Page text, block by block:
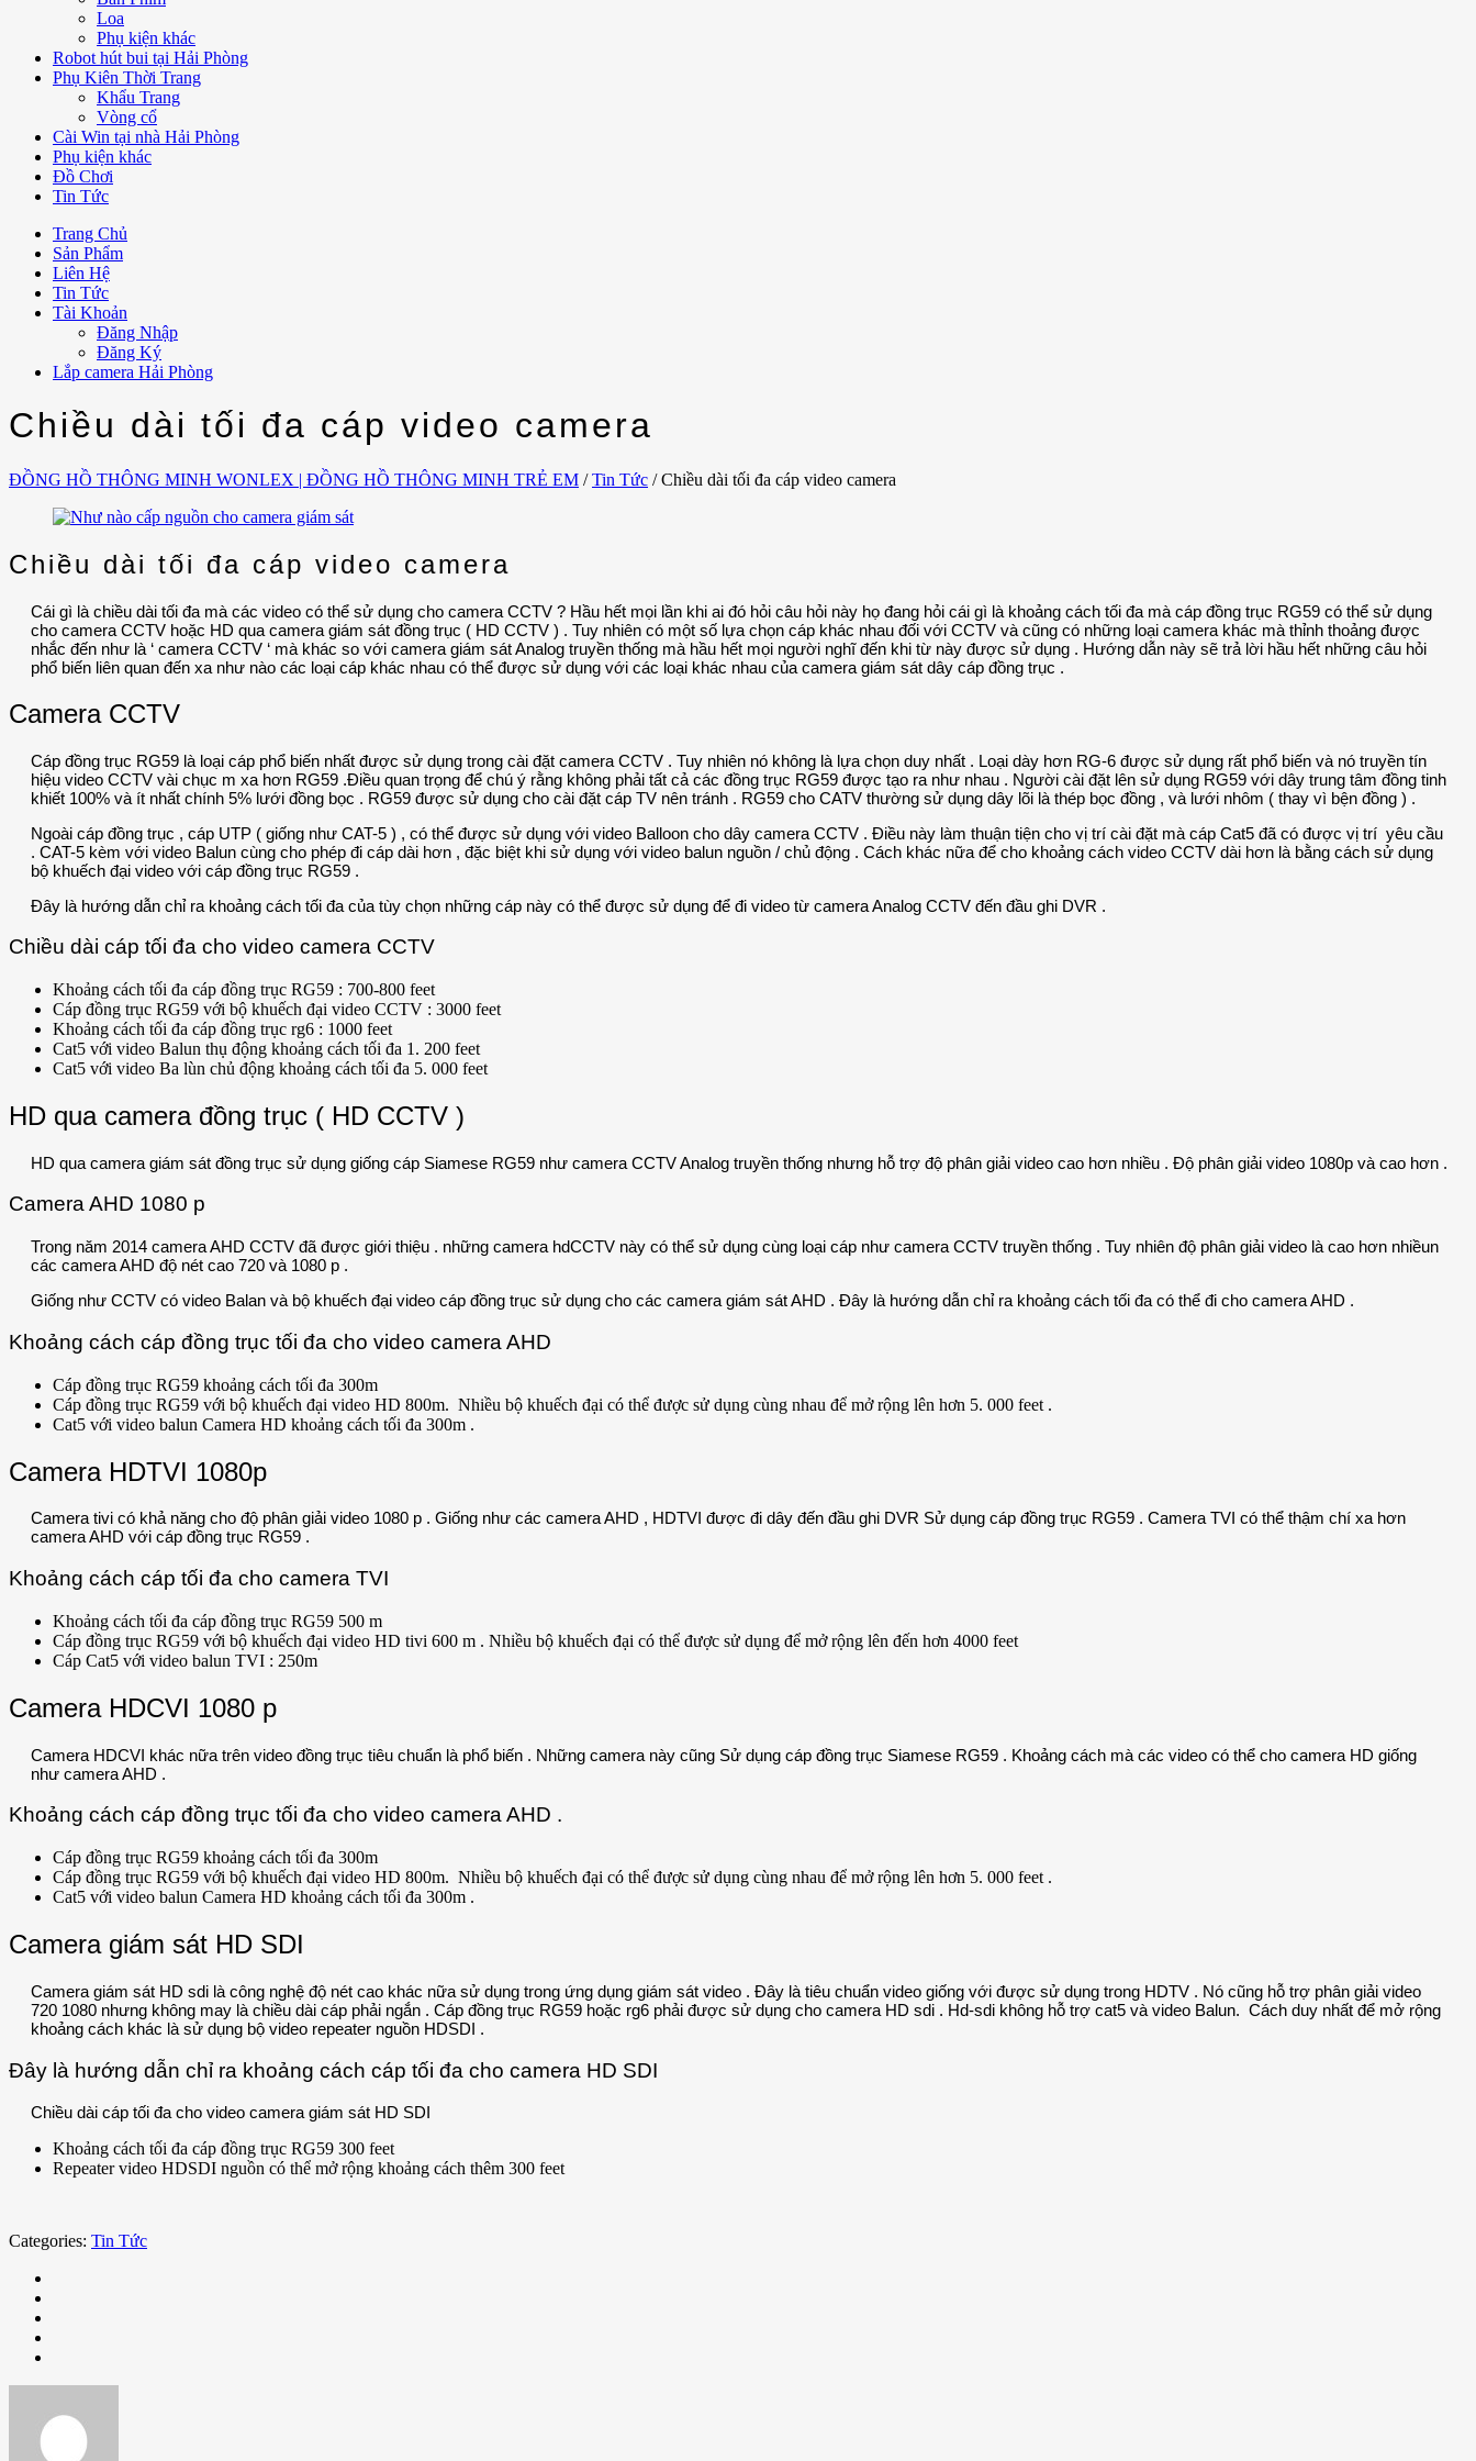
Loa
Phụ kiện khác
Robot hút bui tại Hải Phòng
Phụ Kiên Thời Trang
Khẩu Trang
Vòng cổ
Cài Win tại nhà Hải Phòng
Phụ kiện khác
Đồ Chơi
Tin Tức
Trang Chủ
Sản Phẩm
Liên Hệ
Tin Tức
Tài Khoản
Đăng Nhập
Đăng Ký
Lắp camera Hải Phòng
Chiều dài tối đa cáp video camera
ĐỒNG HỒ THÔNG MINH WONLEX | ĐỒNG HỒ THÔNG MINH TRẺ EM / Tin Tức / Chiều dài tối đa cáp video camera
Chiều dài tối đa cáp video camera
Cái gì là chiều dài tối đa mà các video có thể sử dụng cho camera CCTV ? Hầu hết mọi lần khi ai đó hỏi câu hỏi này họ đang hỏi cái gì là khoảng cách tối đa mà cáp đồng trục RG59 có thể sử dụng
cho camera CCTV hoặc HD qua camera giám sát đồng trục ( HD CCTV ) . Tuy nhiên có một số lựa chọn cáp khác nhau đối với CCTV và cũng có những loại camera khác mà thỉnh thoảng được
nhắc đến như là ‘ camera CCTV ‘ mà khác so với camera giám sát Analog truyền thống mà hầu hết mọi người nghĩ đến khi từ này được sử dụng . Hướng dẫn này sẽ trả lời hầu hết những câu hỏi
phổ biến liên quan đến xa như nào các loại cáp khác nhau có thể được sử dụng với các loại khác nhau của camera giám sát dây cáp đồng trục .
Camera CCTV
Cáp đồng trục RG59 là loại cáp phổ biến nhất được sử dụng trong cài đặt camera CCTV . Tuy nhiên nó không là lựa chọn duy nhất . Loại dày hơn RG-6 được sử dụng rất phổ biến và nó truyền tín
hiệu video CCTV vài chục m xa hơn RG59 .Điều quan trọng để chú ý rằng không phải tất cả các đồng trục RG59 được tạo ra như nhau . Người cài đặt lên sử dụng RG59 với dây trung tâm đồng tinh
khiết 100% và ít nhất chính 5% lưới đồng bọc . RG59 được sử dụng cho cài đặt cáp TV nên tránh . RG59 cho CATV thường sử dụng dây lõi là thép bọc đồng , và lưới nhôm ( thay vì bện đồng ) .
Ngoài cáp đồng trục , cáp UTP ( giống như CAT-5 ) , có thể được sử dụng với video Balloon cho dây camera CCTV . Điều này làm thuận tiện cho vị trí cài đặt mà cáp Cat5 đã có được vị trí yêu cầu
. CAT-5 kèm với video Balun cùng cho phép đi cáp dài hơn , đặc biệt khi sử dụng với video balun nguồn / chủ động . Cách khác nữa để cho khoảng cách video CCTV dài hơn là bằng cách sử dụng
bộ khuếch đại video với cáp đồng trục RG59 .
Đây là hướng dẫn chỉ ra khoảng cách tối đa của tùy chọn những cáp này có thể được sử dụng để đi video từ camera Analog CCTV đến đầu ghi DVR .
Chiều dài cáp tối đa cho video camera CCTV
Khoảng cách tối đa cáp đồng trục RG59 : 700-800 feet
Cáp đồng trục RG59 với bộ khuếch đại video CCTV : 3000 feet
Khoảng cách tối đa cáp đồng trục rg6 : 1000 feet
Cat5 với video Balun thụ động khoảng cách tối đa 1. 200 feet
Cat5 với video Ba lùn chủ động khoảng cách tối đa 5. 000 feet
HD qua camera đồng trục ( HD CCTV )
HD qua camera giám sát đồng trục sử dụng giống cáp Siamese RG59 như camera CCTV Analog truyền thống nhưng hỗ trợ độ phân giải video cao hơn nhiều . Độ phân giải video 1080p và cao hơn .
Camera AHD 1080 p
Trong năm 2014 camera AHD CCTV đã được giới thiệu . những camera hdCCTV này có thể sử dụng cùng loại cáp như camera CCTV truyền thống . Tuy nhiên độ phân giải video là cao hơn nhiềun
các camera AHD độ nét cao 720 và 1080 p .
Giống như CCTV có video Balan và bộ khuếch đại video cáp đồng trục sử dụng cho các camera giám sát AHD . Đây là hướng dẫn chỉ ra khoảng cách tối đa có thể đi cho camera AHD .
Khoảng cách cáp đồng trục tối đa cho video camera AHD
Cáp đồng trục RG59 khoảng cách tối đa 300m
Cáp đồng trục RG59 với bộ khuếch đại video HD 800m. Nhiều bộ khuếch đại có thể được sử dụng cùng nhau để mở rộng lên hơn 5. 000 feet .
Cat5 với video balun Camera HD khoảng cách tối đa 300m .
Camera HDTVI 1080p
Camera tivi có khả năng cho độ phân giải video 1080 p . Giống như các camera AHD , HDTVI được đi dây đến đầu ghi DVR Sử dụng cáp đồng trục RG59 . Camera TVI có thể thậm chí xa hơn
camera AHD với cáp đồng trục RG59 .
Khoảng cách cáp tối đa cho camera TVI
Khoảng cách tối đa cáp đồng trục RG59 500 m
Cáp đồng trục RG59 với bộ khuếch đại video HD tivi 600 m . Nhiều bộ khuếch đại có thể được sử dụng để mở rộng lên đến hơn 4000 feet
Cáp Cat5 với video balun TVI : 250m
Camera HDCVI 1080 p
Camera HDCVI khác nữa trên video đồng trục tiêu chuẩn là phổ biến . Những camera này cũng Sử dụng cáp đồng trục Siamese RG59 . Khoảng cách mà các video có thể cho camera HD giống
như camera AHD .
Khoảng cách cáp đồng trục tối đa cho video camera AHD .
Cáp đồng trục RG59 khoảng cách tối đa 300m
Cáp đồng trục RG59 với bộ khuếch đại video HD 800m. Nhiều bộ khuếch đại có thể được sử dụng cùng nhau để mở rộng lên hơn 5. 000 feet .
Cat5 với video balun Camera HD khoảng cách tối đa 300m .
Camera giám sát HD SDI
Camera giám sát HD sdi là công nghệ độ nét cao khác nữa sử dụng trong ứng dụng giám sát video . Đây là tiêu chuẩn video giống với được sử dụng trong HDTV . Nó cũng hỗ trợ phân giải video
720 1080 nhưng không may là chiều dài cáp phải ngắn . Cáp đồng trục RG59 hoặc rg6 phải được sử dụng cho camera HD sdi . Hd-sdi không hỗ trợ cat5 và video Balun. Cách duy nhất để mở rộng
khoảng cách khác là sử dụng bộ video repeater nguồn HDSDI .
Đây là hướng dẫn chỉ ra khoảng cách cáp tối đa cho camera HD SDI
Chiều dài cáp tối đa cho video camera giám sát HD SDI
Khoảng cách tối đa cáp đồng trục RG59 300 feet
Repeater video HDSDI nguồn có thể mở rộng khoảng cách thêm 300 feet
Categories: Tin Tức